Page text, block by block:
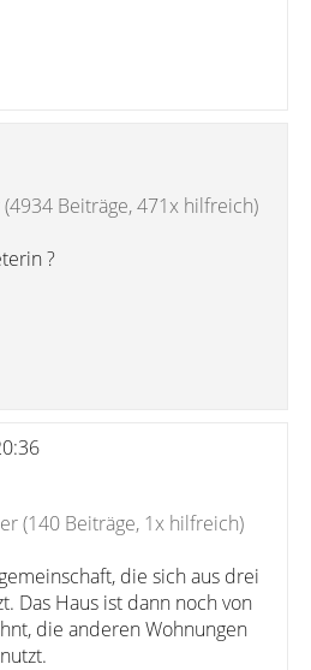
(4934 Beiträge, 471x hilfreich)
?
(140 Beiträge, 1x hilfreich)
die sich aus drei
Das Haus ist dann noch von
die anderen Wohnungen